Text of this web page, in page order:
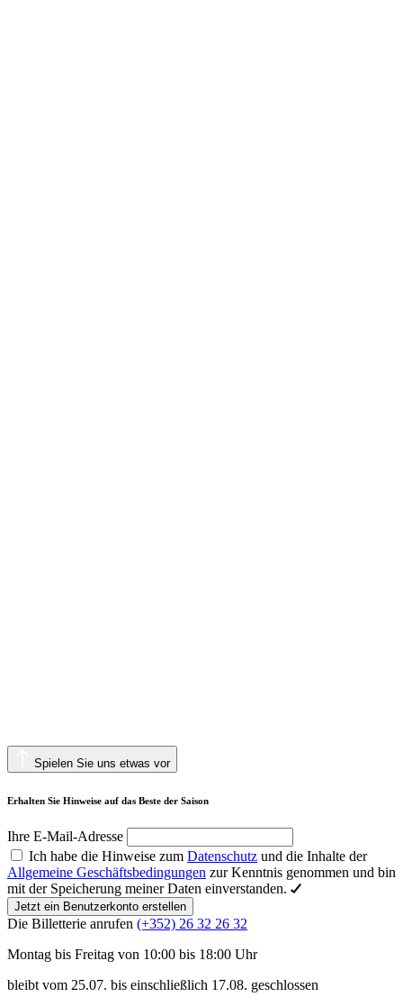
Spielen Sie uns etwas vor
Erhalten Sie Hinweise auf das Beste der Saison
Ihre E-Mail-Adresse
Ich habe die Hinweise zum Datenschutz und die Inhalte der
Allgemeine Geschäftsbedingungen zur Kenntnis genommen und bin
mit der Speicherung meiner Daten einverstanden.
Jetzt ein Benutzerkonto erstellen
Die Billetterie anrufen (+352) 26 32 26 32
Montag bis Freitag von 10:00 bis 18:00 Uhr
bleibt vom 25.07. bis einschließlich 17.08. geschlossen